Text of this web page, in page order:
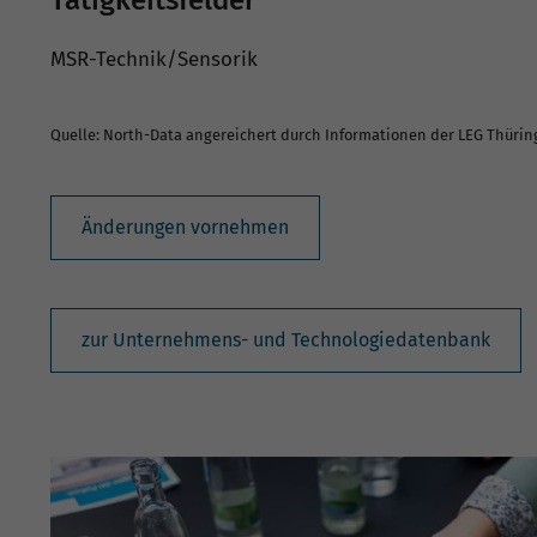
MSR-Technik/Sensorik
Quelle: North-Data angereichert durch Informationen der LEG
Änderungen vornehmen
zur Unternehmens- und Technologiedatenbank